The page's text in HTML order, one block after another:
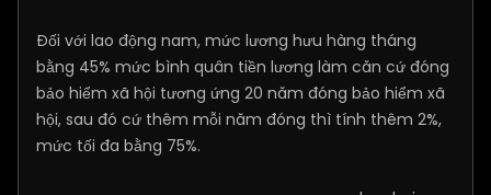
Đối với lao động nam, mức lương hưu hàng tháng
bằng 45% mức bình quân tiền lương làm căn cứ đóng
bảo hiểm xã hội tương ứng 20 năm đóng bảo hiểm xã
hội, sau đó cứ thêm mỗi năm đóng thì tính thêm 2%,
mức tối đa bằng 75%.